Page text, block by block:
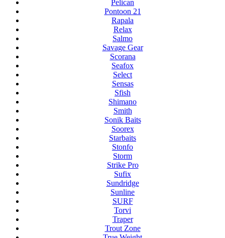
Pelican
Pontoon 21
Rapala
Relax
Salmo
Savage Gear
Scorana
Seafox
Select
Sensas
Sfish
Shimano
Smith
Sonik Baits
Soorex
Starbaits
Stonfo
Storm
Strike Pro
Sufix
Sundridge
Sunline
SURF
Torvi
Traper
Trout Zone